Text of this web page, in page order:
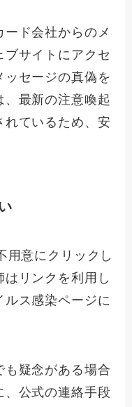
ド会社からのメ
ブサイトにアクセ
セージの真偽を
最新の注意喚起
れているため、安
用意にクリックし
リンクを利用し
ス感染ページに
も疑念がある場合
、公式の連絡手段